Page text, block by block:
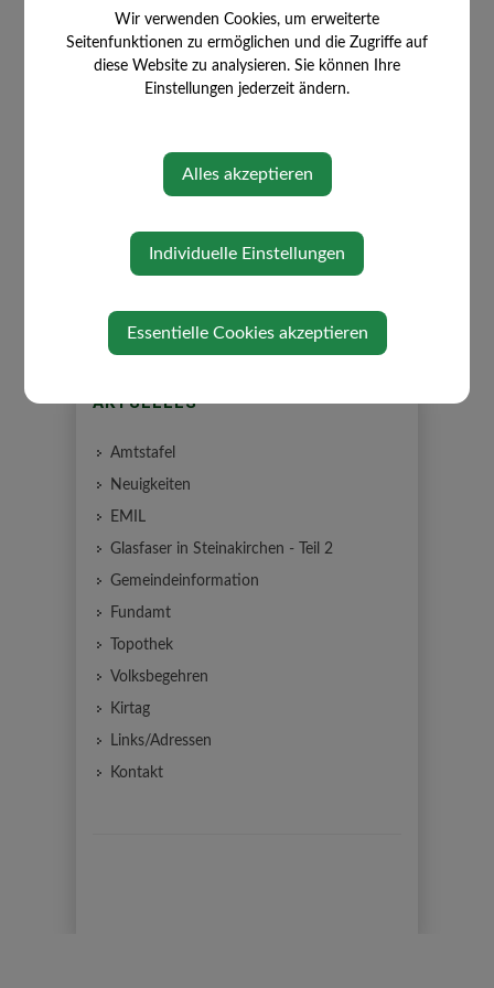
AKTUELLES
Amtstafel
Neuigkeiten
EMIL
Glasfaser in Steinakirchen - Teil 2
Gemeindeinformation
Fundamt
Topothek
Volksbegehren
Kirtag
Links/Adressen
Kontakt
Wir verwenden Cookies, um erweiterte
Seitenfunktionen zu ermöglichen und die Zugriffe auf
diese Website zu analysieren. Sie können Ihre
Einstellungen jederzeit ändern.
Alles akzeptieren
Individuelle Einstellungen
Essentielle Cookies akzeptieren